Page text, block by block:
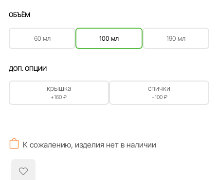
ОБЪЁМ
100 мл 190 мл
60 мл
ДОП. ОПЦИИ
крышка
+160 ₽
спички
+100 ₽
К сожалению, изделия нет в наличии